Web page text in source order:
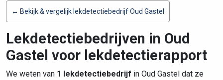
← Bekijk & vergelijk lekdetectiebedrijf Oud Gastel
Lekdetectiebedrijven in Oud
Gastel voor lekdetectierapport
We weten van 1 lekdetectiebedrijf in Oud Gastel dat ze